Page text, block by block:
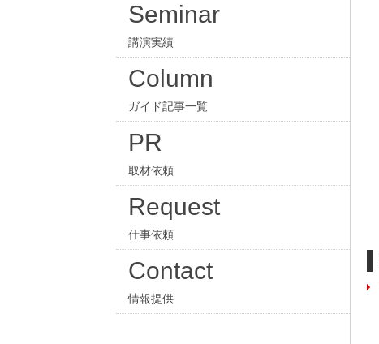
Seminar
講演実績
Column
ガイド記事一覧
PR
取材依頼
Request
仕事依頼
Contact
情報提供